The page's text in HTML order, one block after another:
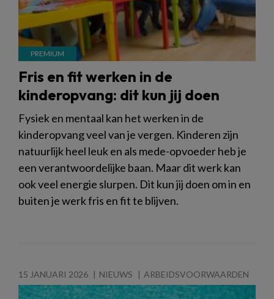
Fris en fit werken in de
kinderopvang: dit kun jij doen
Fysiek en mentaal kan het werken in de
kinderopvang veel van je vergen. Kinderen zijn
natuurlijk heel leuk en als mede-opvoeder heb je
een verantwoordelijke baan. Maar dit werk kan
ook veel energie slurpen. Dit kun jij doen om in en
buiten je werk fris en fit te blijven.
15 JANUARI 2026 NIEUWS ARBEIDSVOORWAARDEN